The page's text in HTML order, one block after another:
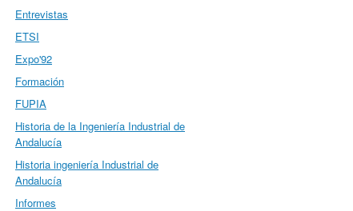
Entrevistas
ETSI
Expo'92
Formación
FUPIA
Historia de la Ingeniería Industrial de
Andalucía
Historia ingeniería Industrial de
Andalucía
Informes